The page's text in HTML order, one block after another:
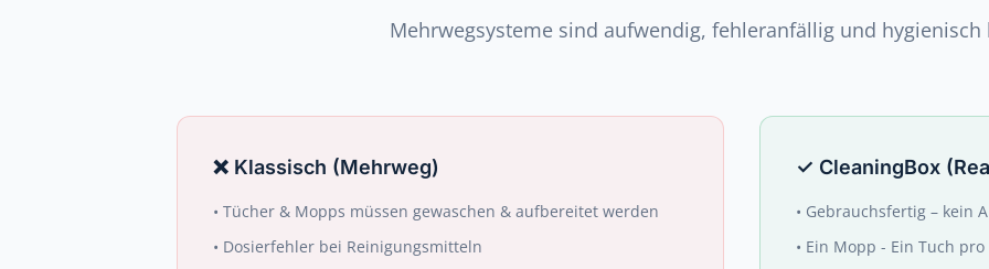
Mehrwegsysteme sind aufwendig, fehleranfällig und hygienisch
❌ Klassisch (Mehrweg)
• Tücher & Mopps müssen gewaschen & aufbereitet werden
• Dosierfehler bei Reinigungsmitteln
✓ CleaningBox
• Gebrauchsfertig – kein
• Ein Mopp - Ein Tuch